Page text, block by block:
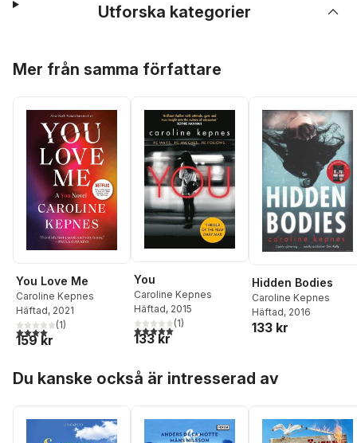
Utforska kategorier
Mer från samma författare
You Love Me
Caroline Kepnes
Häftad, 2021
4,0utav 5 stjärnor. Totalt antal röster:
(1)
159 kr
You
Caroline Kepnes
Häftad, 2015
5,0utav 5 stjärnor. Totalt antal röster:
(1)
133 kr
Hidden Bodies
Caroline Kepnes
Häftad, 2016
133 kr
Du kanske också är intresserad av